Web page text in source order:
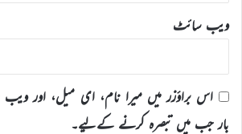
ویب‌ سائٹ
اس براؤزر میں میرا نام، ای میل، اور ویب
بار جب میں تبصرہ کرنے کےلیے۔